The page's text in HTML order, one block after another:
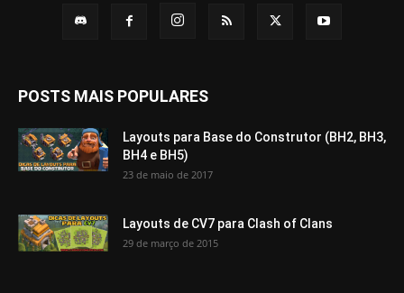
POSTS MAIS POPULARES
Layouts para Base do Construtor (BH2, BH3,
BH4 e BH5)
23 de maio de 2017
Layouts de CV7 para Clash of Clans
29 de março de 2015